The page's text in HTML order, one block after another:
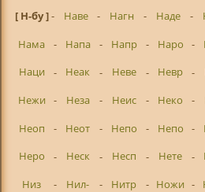
[ Н-бу ]- Наве - Нагн - Наде -
Нама
- Напа - Напр - Наро -
Наци
- Неак - Неве - Невр -
Нежи
- Неза - Неис - Неко -
Неоп
- Неот - Непо - Непо -
Неро
- Неск - Несп - Нете -
Низ
- Нил- - Нитр - Ножи -